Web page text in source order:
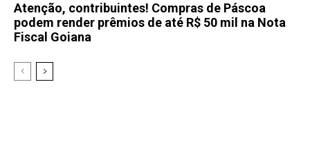
Atenção, contribuintes! Compras de Páscoa
podem render prêmios de até R$ 50 mil na Nota
Fiscal Goiana